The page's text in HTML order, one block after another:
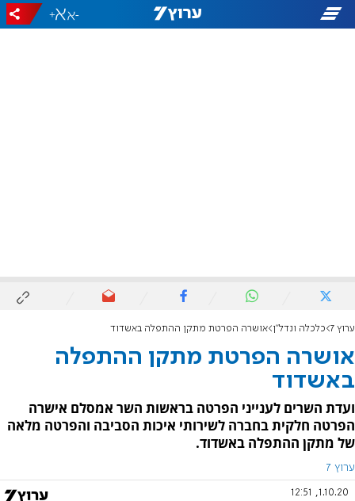
-
+
ערוץ 7 כלכלה ונדל"ן אושרה הפרטת מתקן ההתפלה באשדוד
אושרה הפרטת מתקן ההתפלה
באשדוד
ועדת השרים לענייני הפרטה בראשות השר אמסלם אישרה
הפרטה חלקית בחברה לשירותי איכות הסביבה והפרטה מלאה
של מתקן ההתפלה באשדוד.
ערוץ 7
1.10.20, 12:51